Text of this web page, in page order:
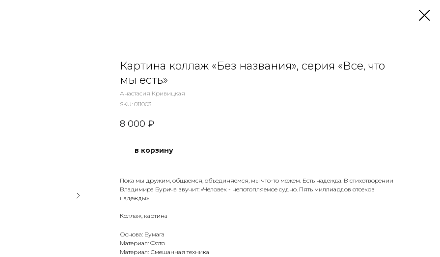
Картина коллаж «Без названия», серия «Всё, что
мы есть»
Анастасия Кривицкая
SKU: 011003
8 000 ₽
в корзину
Пока мы дружим, общаемся, объединяемся, мы что-то можем. Есть надежда. В стихотворении
Владимира Бурича звучит: «Человек - непотопляемое судно. Пять миллиардов отсеков
надежды».
Коллаж, картина
Основа: Бумага
Материал: Фото
Материал: Смешанная техника